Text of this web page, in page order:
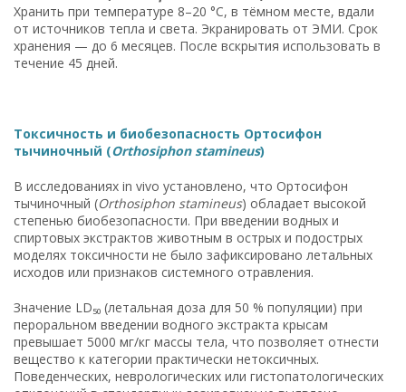
Хранить при температуре 8–20 °C, в тёмном месте, вдали
от источников тепла и света. Экранировать от ЭМИ. Срок
хранения — до 6 месяцев. После вскрытия использовать в
течение 45 дней.
Токсичность и биобезопасность Ортосифон
тычиночный (Orthosiphon stamineus)
В исследованиях in vivo установлено, что Ортосифон
тычиночный (Orthosiphon stamineus) обладает высокой
степенью биобезопасности. При введении водных и
спиртовых экстрактов животным в острых и подострых
моделях токсичности не было зафиксировано летальных
исходов или признаков системного отравления.
Значение LD₅₀ (летальная доза для 50 % популяции) при
пероральном введении водного экстракта крысам
превышает 5000 мг/кг массы тела, что позволяет отнести
вещество к категории практически нетоксичных.
Поведенческих, неврологических или гистопатологических